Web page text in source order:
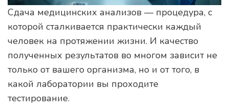
Сдача медицинских анализов — процедура, с
которой сталкивается практически каждый
человек на протяжении жизни. И качество
полученных результатов во многом зависит не
только от вашего организма, но и от того, в
какой лаборатории вы проходите
тестирование.